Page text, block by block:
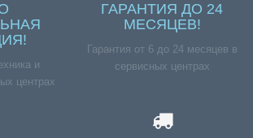
и
центрах
ГАРАНТИЯ ДО 24
МЕСЯЦЕВ!
Гарантия от 6 до 24 месяцев в
сервисных центрах